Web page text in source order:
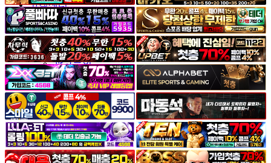
고객센터
공지&이벤트
공지
1:1문의
광고문의